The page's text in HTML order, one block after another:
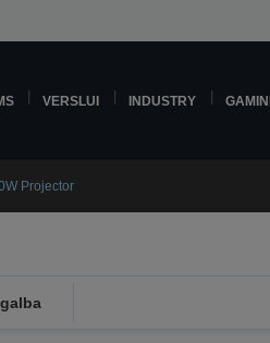
VERSLUI INDUSTRY
Projector